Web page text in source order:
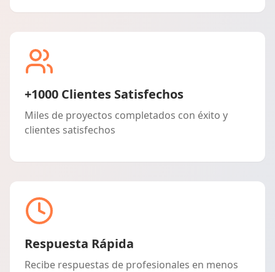
+1000 Clientes Satisfechos
Miles de proyectos completados con éxito y
clientes satisfechos
Respuesta Rápida
Recibe respuestas de profesionales en menos